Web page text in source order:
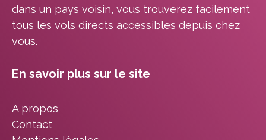
dans un pays voisin, vous trouverez facilement
tous les vols directs accessibles depuis chez
vous.
En savoir plus sur le site
A propos
Contact